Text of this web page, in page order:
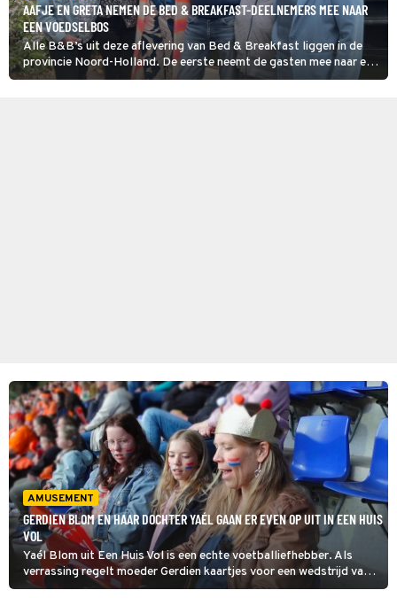
AAFJE EN GRETA NEMEN DE BED & BREAKFAST-DEELNEMERS MEE NAAR
EEN VOEDSELBOS
Alle B&B’s uit deze aflevering van Bed & Breakfast liggen in de
provincie Noord-Holland. De eerste neemt de gasten mee naar een
voedselbos, de tweede laat ze slapen op een historisch schip en
AMUSEMENT
GERDIEN BLOM EN HAAR DOCHTER YAÉL GAAN ER EVEN OP UIT IN EEN HUIS
VOL
Yaél Blom uit Een Huis Vol is een echte voetballiefhebber. Als
verrassing regelt moeder Gerdien kaartjes voor een wedstrijd van
het Nederlands vrouwenvoetbalelftal. Het feest is echt compleet